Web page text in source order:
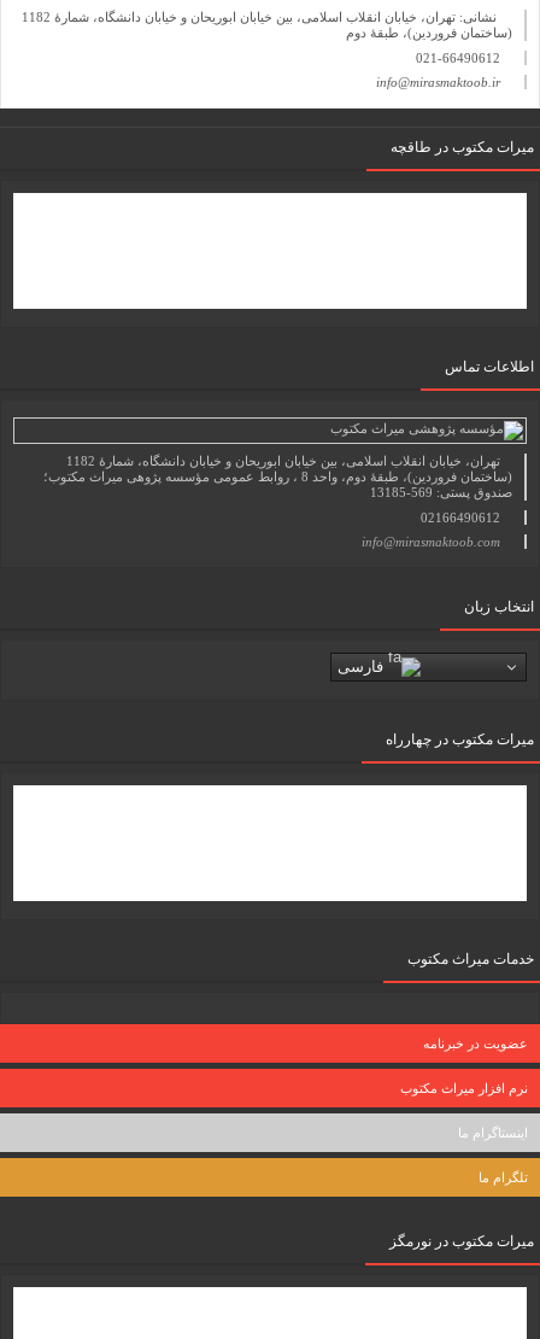
نشانی: تهران، خیابان انقلاب اسلامی، بین خیابان ابوریحان و خیابان دانشگاه، شمارۀ 1182
(ساختمان فروردین)، طبقۀ دوم
021-66490612
info@mirasmaktoob.ir
میرات مکتوب در طاقچه
اطلاعات تماس
تهران، خیابان انقلاب اسلامی، بین خیابان ابوریحان و خیابان دانشگاه، شمارۀ 1182
(ساختمان فروردین)، طبقۀ دوم، واحد 8 ، روابط عمومی مؤسسه پژوهی میراث مکتوب؛
صندوق پستی: 569-13185
02166490612
info@mirasmaktoob.com
انتخاب زبان
فارسی
میرات مکتوب در چهارراه
خدمات میراث مکتوب
عضویت در خبرنامه
نرم افزار میراث مکتوب
اینستاگرام ما
تلگرام ما
میرات مکتوب در نورمگز